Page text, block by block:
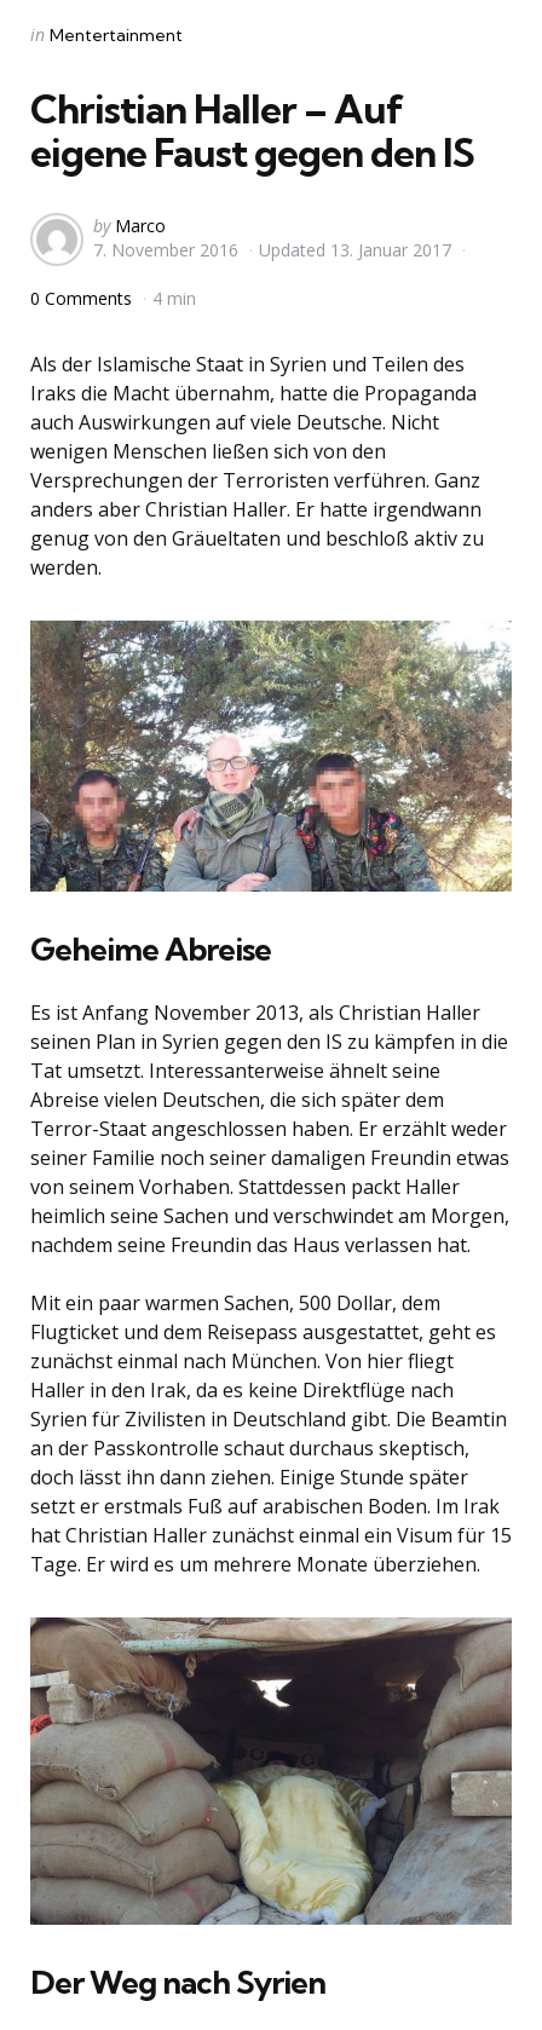
Categories
Posted
in Mentertainment
Christian Haller – Auf
eigene Faust gegen den IS
Posted
by
by Marco
7. November 2016
Updated 13. Januar 2017
0 Comments 4 min
Als der Islamische Staat in Syrien und Teilen des
Iraks die Macht übernahm, hatte die Propaganda
auch Auswirkungen auf viele Deutsche. Nicht
wenigen Menschen ließen sich von den
Versprechungen der Terroristen verführen. Ganz
anders aber Christian Haller. Er hatte irgendwann
genug von den Gräueltaten und beschloß aktiv zu
werden.
Geheime Abreise
Es ist Anfang November 2013, als Christian Haller
seinen Plan in Syrien gegen den IS zu kämpfen in die
Tat umsetzt. Interessanterweise ähnelt seine
Abreise vielen Deutschen, die sich später dem
Terror-Staat angeschlossen haben. Er erzählt weder
seiner Familie noch seiner damaligen Freundin etwas
von seinem Vorhaben. Stattdessen packt Haller
heimlich seine Sachen und verschwindet am Morgen,
nachdem seine Freundin das Haus verlassen hat.
Mit ein paar warmen Sachen, 500 Dollar, dem
Flugticket und dem Reisepass ausgestattet, geht es
zunächst einmal nach München. Von hier fliegt
Haller in den Irak, da es keine Direktflüge nach
Syrien für Zivilisten in Deutschland gibt. Die Beamtin
an der Passkontrolle schaut durchaus skeptisch,
doch lässt ihn dann ziehen. Einige Stunde später
setzt er erstmals Fuß auf arabischen Boden. Im Irak
hat Christian Haller zunächst einmal ein Visum für 15
Tage. Er wird es um mehrere Monate überziehen.
Der Weg nach Syrien